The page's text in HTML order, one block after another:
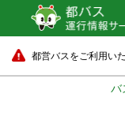
都営バスをご利用い
バ